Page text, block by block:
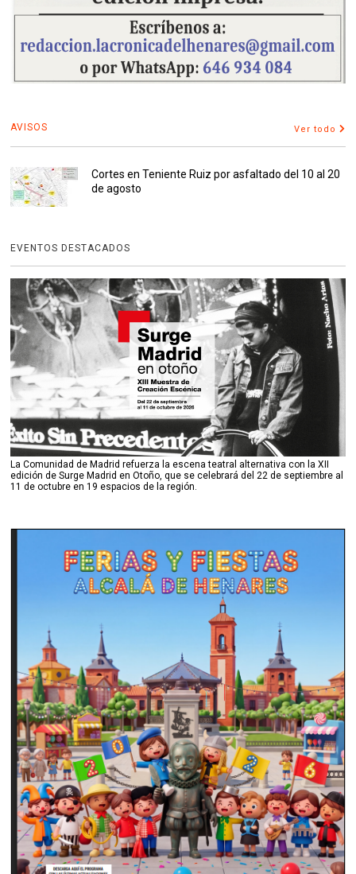
AVISOS Ver todo
Cortes en Teniente Ruiz por asfaltado del 10 al 20
de agosto
EVENTOS DESTACADOS
La Comunidad de Madrid refuerza la escena teatral alternativa con la XII
edición de Surge Madrid en Otoño, que se celebrará del 22 de septiembre al
11 de octubre en 19 espacios de la región.